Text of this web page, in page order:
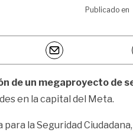
Publicado en
de un megaproyecto de
en la capital del Meta.
la Seguridad Ciudadana,